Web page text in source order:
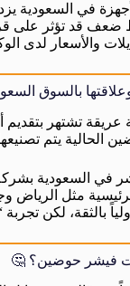
في السعودية
ضعف قد تؤثر على
والأسعار لدى
تشتهر بتقديم
الحالية يتم
في السعودية
مثل الرياض
بالثقة، لكن
فيشر حوضين؟ 🤔